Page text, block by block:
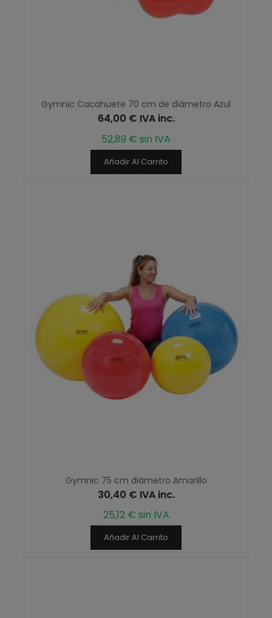
Gymnic Cacahuete 70 cm de diámetro Azul
64,00 € IVA inc.
52,89 € sin IVA
Añadir Al Carrito
Gymnic 75 cm diámetro Amarillo
30,40 € IVA inc.
25,12 € sin IVA
Añadir Al Carrito